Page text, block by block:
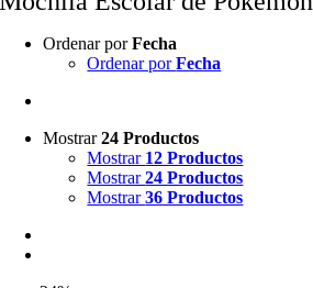
Ordenar porFecha
Ordenar porFecha
Mostrar24 Productos
Mostrar 12 Productos
Mostrar24 Productos
Mostrar36 Productos